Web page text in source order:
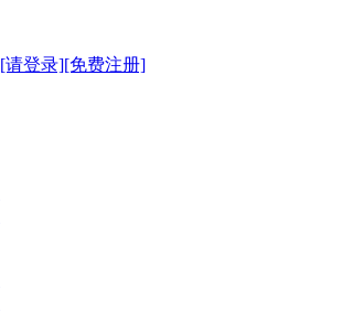
[请登录][免费注册]